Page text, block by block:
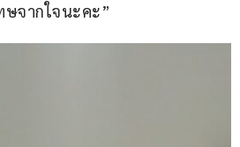
จากใจนะคะ”